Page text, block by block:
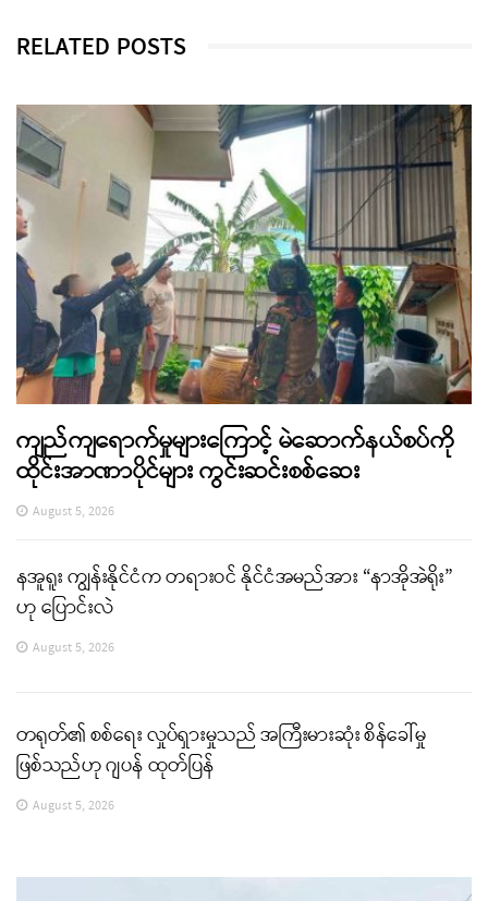
RELATED POSTS
ကျည်ကျရောက်မှုများကြောင့် မဲဆောက်နယ်စပ်ကို
ထိုင်းအာဏာပိုင်များ ကွင်းဆင်းစစ်ဆေး
August 5, 2026
နအူရူး ကျွန်းနိုင်ငံက တရားဝင် နိုင်ငံအမည်အား “နာအိုအဲရိုး”
ဟု ပြောင်းလဲ
August 5, 2026
တရုတ်၏ စစ်ရေး လှုပ်ရှားမှုသည် အကြီးမားဆုံး စိန်ခေါ်မှု
ဖြစ်သည်ဟု ဂျပန် ထုတ်ပြန်
August 5, 2026